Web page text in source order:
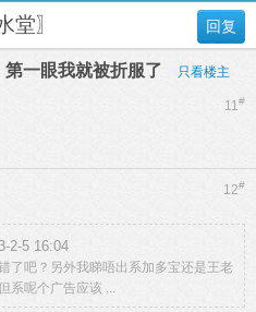
回复
堂〗
一眼我就被折服了 只看楼主
11#
12#
2-5 16:04
了吧？另外我睇唔出系加多宝还是王老
系呢个广告应该 ...